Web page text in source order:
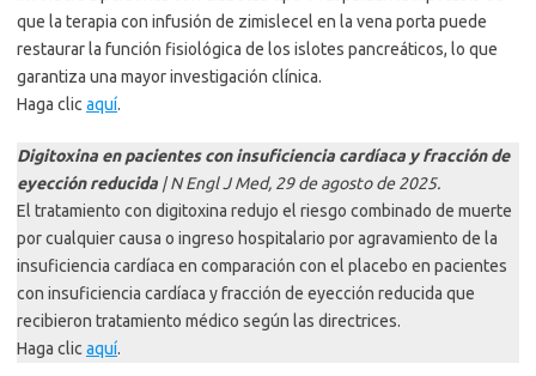
que la terapia con infusión de zimislecel en la vena porta puede
restaurar la función fisiológica de los islotes pancreáticos, lo que
garantiza una mayor investigación clínica.
Haga clicaquí.
Digitoxina en pacientes con insuficiencia cardíaca y fracción de
eyección reducida | N Engl J Med, 29 de agosto de 2025.
El tratamiento con digitoxina redujo el riesgo combinado de muerte
por cualquier causa o ingreso hospitalario por agravamiento de la
insuficiencia cardíaca en comparación con el placebo en pacientes
con insuficiencia cardíaca y fracción de eyección reducida que
recibieron tratamiento médico según las directrices.
Haga clic aquí.